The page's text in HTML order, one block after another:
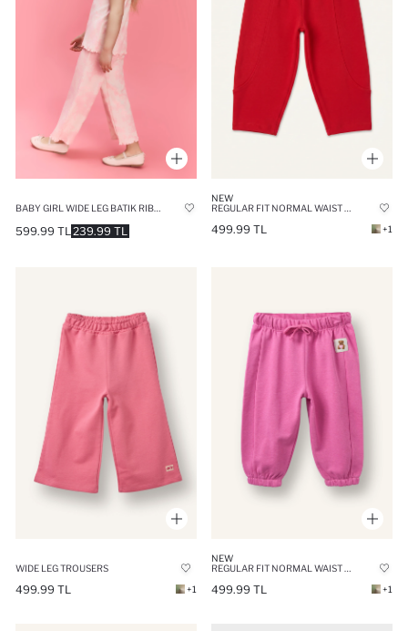
239.99 TL
599.99 TL
NEW
499.99 TL +1
WIDE LEG TROUSERS
499.99 TL +1
NEW
499.99 TL +1